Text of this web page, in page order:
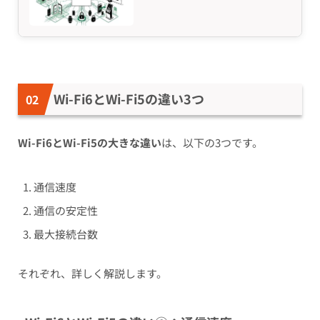
Wi-Fi6とWi-Fi5の違い3つ
Wi-Fi6とWi-Fi5の大きな違いは、以下の3つです。
通信速度
通信の安定性
最大接続台数
それぞれ、詳しく解説します。